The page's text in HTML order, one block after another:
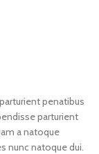
penatibus
parturient
a natoque
nunc natoque dui.